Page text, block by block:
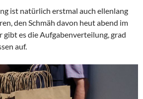
ist natürlich erstmal auch ellenlang
den Schmäh davon heut abend im
gibt es die Aufgabenverteilung, grad
auf.